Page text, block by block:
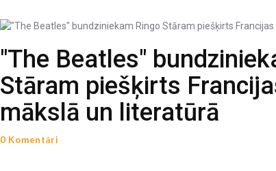
"The Beatles"
Stāram piešķirts
mākslā un literatūrā
0 Komentāri